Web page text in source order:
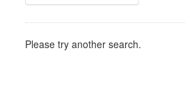
Please try another search.